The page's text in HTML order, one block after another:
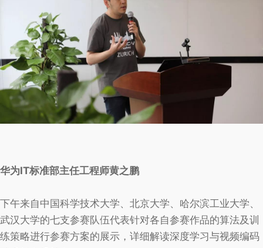
华为IT标准部主任工程师黄之鹏
下午来自中国科学技术大学、北京大学、哈尔滨工业大学、
武汉大学的七支参赛队伍代表针对各自参赛作品的算法及训
练策略进行参赛方案的展示，详细解读深度学习与视频编码